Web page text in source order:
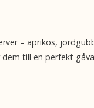
– aprikos,
till en perfekt